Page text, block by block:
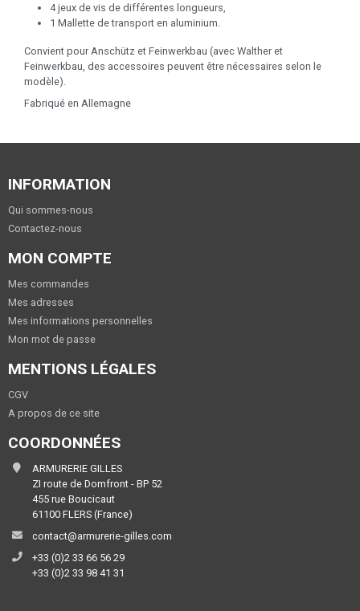
4 jeux de vis de différentes longueurs,
1 Mallette de transport en aluminium.
Convient pour Anschütz et Feinwerkbau (avec Walther et
Feinwerkbau, des accessoires peuvent être nécessaires selon le
modèle).
Fabriqué en Allemagne
INFORMATION
Qui sommes-nous
Contactez-nous
MON COMPTE
Mes commandes
Mes adresses
Mes informations personnelles
Mon mot de passe
MENTIONS LÉGALES
CGV
A propos de ce site
COORDONNÉES
ARMURERIE GILLES
ZI route de Domfront - BP 52
455 rue Boucicaut
61100 FLERS (France)
contact@armurerie-gilles.com
+33 (0)2 33 66 56 29
+33 (0)2 33 98 41 31